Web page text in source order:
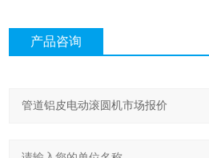
产品咨询